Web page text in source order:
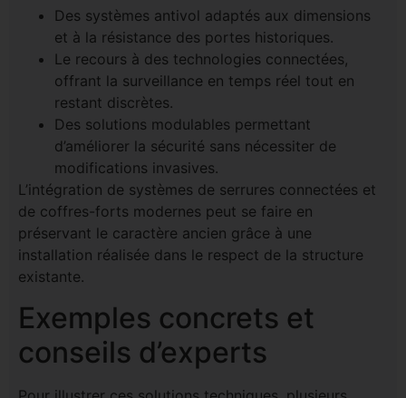
Des systèmes antivol adaptés aux dimensions
et à la résistance des portes historiques.
Le recours à des technologies connectées,
offrant la surveillance en temps réel tout en
restant discrètes.
Des solutions modulables permettant
d’améliorer la sécurité sans nécessiter de
modifications invasives.
L’intégration de systèmes de serrures connectées et
de coffres-forts modernes peut se faire en
préservant le caractère ancien grâce à une
installation réalisée dans le respect de la structure
existante.
Exemples concrets et
conseils d’experts